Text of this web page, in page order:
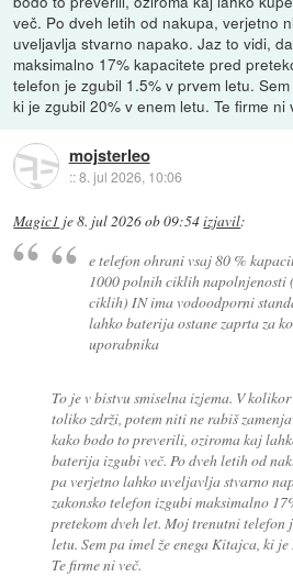
več. Po dveh letih od nakupa, verjetno
uveljavlja stvarno napako. Jaz to vidi,
maksimalno 17% kapacitete pred
telefon je zgubil 1.5% v prvem letu.
ki je zgubil 20% v enem letu. Te firme ni
mojsterleo
::8. jul 2026, 10:06
Magic1 je8. jul 2026 ob 09:54izjavil:
e telefon ohrani vsaj 80 %
1000 polnih ciklih napolnjenosti
ciklih) IN ima vodoodporni
lahko baterija ostane zaprta za
uporabnika
To je v bistvu smiselna izjema. V
toliko zdrži, potem niti ne rabiš
kako bodo to preverili, oziroma kaj
baterija izgubi več. Po dveh letih od
pa verjetno lahko uveljavlja stvarno
zakonsko telefon izgubi maksimalno
pretekom dveh let. Moj trenutni telefon
letu. Sem pa imel že enega Kitajca, ki
Te firme ni več.